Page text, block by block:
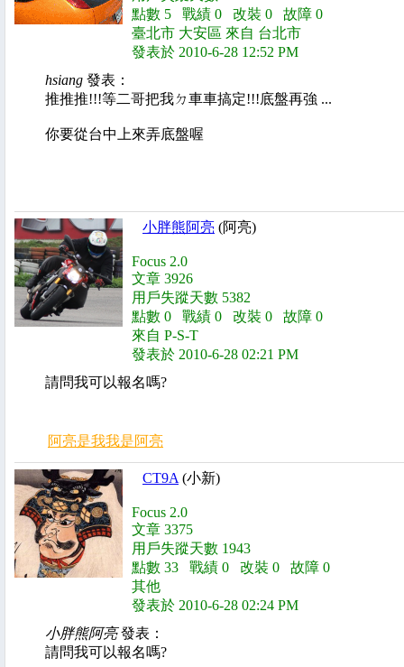
點數 5 戰績 0 改裝 0 故障 0
臺北市 大安區 來自 台北市
發表於 2010-6-28 12:52 PM
hsiang 發表：
推推推!!!等二哥把我ㄉ車車搞定!!!底盤再強 ...
你要從台中上來弄底盤喔
小胖熊阿亮 (阿亮)
Focus 2.0
文章 3926
用戶失蹤天數 5382
點數 0 戰績 0 改裝 0 故障 0
來自 P-S-T
發表於 2010-6-28 02:21 PM
請問我可以報名嗎?
阿亮是我我是阿亮
CT9A (小新)
Focus 2.0
文章 3375
用戶失蹤天數 1943
點數 33 戰績 0 改裝 0 故障 0
其他
發表於 2010-6-28 02:24 PM
小胖熊阿亮發表：
請問我可以報名嗎?